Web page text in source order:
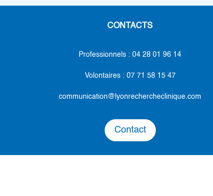
CONTACTS
Professionnels : 04 28 01 96 14
Volontaires : 07 71 58 15 47
communication@lyonrechercheclinique.com
Contact